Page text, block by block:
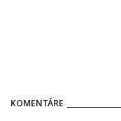
KOMENTÁRE